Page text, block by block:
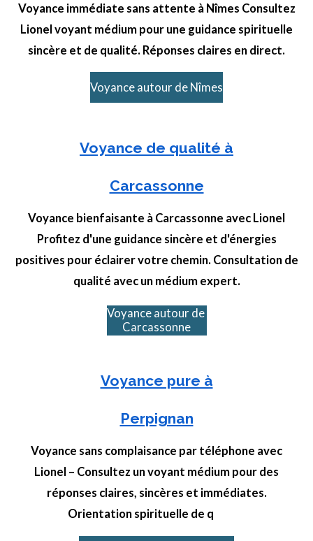
Voyance immédiate sans attente à Nîmes Consultez
Lionel voyant médium pour une guidance spirituelle
sincère et de qualité. Réponses claires en direct.
Voyance autour de Nîmes
Voyance de qualité à
Carcassonne
Voyance bienfaisante à Carcassonne avec Lionel
Profitez d'une guidance sincère et d'énergies
positives pour éclairer votre chemin. Consultation de
qualité avec un médium expert.
Voyance autour de
Carcassonne
Voyance pure à
Perpignan
Voyance sans complaisance par téléphone avec
Lionel – Consultez un voyant médium pour des
réponses claires, sincères et immédiates.
Orientation spirituelle de q